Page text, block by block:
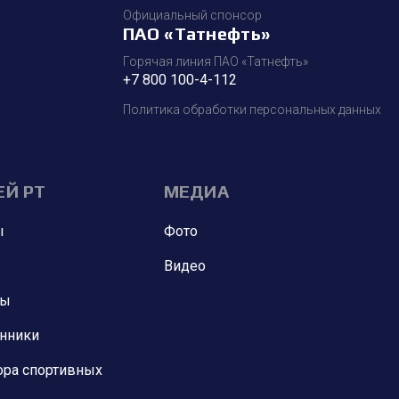
Официальный спонсор
ПАО «Татнефть»
Горячая линия ПАО «Татнефть»
+7 800 100-4-112
Политика обработки персональных данных
РТ
спортивных
МЕДИА
Фото
Видео